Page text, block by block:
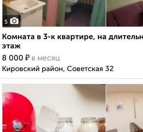
5
Комната в 3-к квартире, на
этаж
8 000 ₽ в месяц
Кировский район, Советская 32